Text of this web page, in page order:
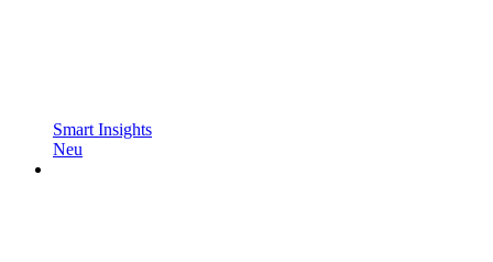
Smart Insights
Neu